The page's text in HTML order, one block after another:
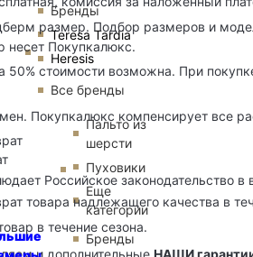
Бренды
Teresa Tardia
Heresis
Все бренды
Пальто из
шерсти
Пуховики
Еще
категории
Бренды
размер. Подбор размеров и
несет Покупкалюкс.
50% стоимости возможна. При
Покупкалюкс компенсирует все
Российское законодательство
товара надлежащего качества в
в течение сезона.
и дополнительные НАШИ